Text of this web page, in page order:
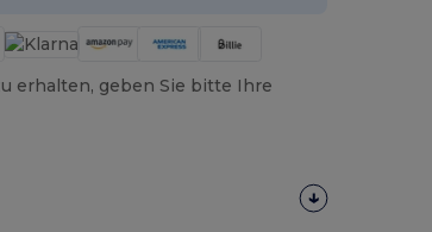
erhalten, geben Sie bitte Ihre